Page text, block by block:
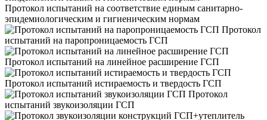
Протокол испытаний на соответствие единым санитарно-
эпидемиологическим и гигиеническим нормам
Протокол
испытаний на паропроницаемость ГСП
Протокол испытаний на линейное расширение ГСП
Протокол испытаний истираемость и твердость ГСП
Протокол
испытаний звукоизоляции ГСП